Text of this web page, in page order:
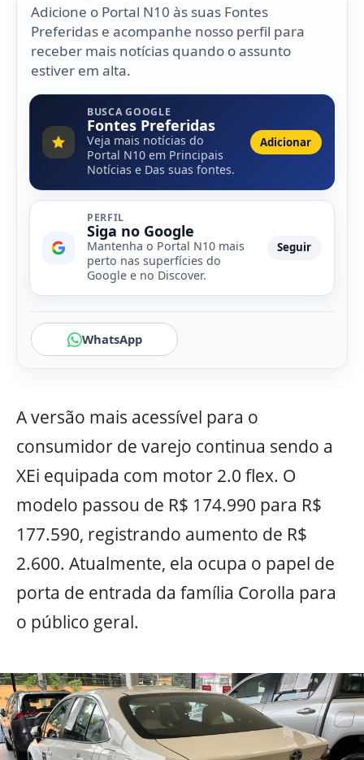
Adicione o Portal N10 às suas Fontes
Preferidas e acompanhe nosso perfil para
receber mais notícias quando o assunto
estiver em alta.
BUSCA GOOGLE
Fontes Preferidas
Veja mais notícias do
Portal N10 em Principais
Notícias e Das suas fontes.
Adicionar
PERFIL
Siga no Google
Mantenha o Portal N10 mais
perto nas superfícies do
Google e no Discover.
Seguir
WhatsApp
A versão mais acessível para o
consumidor de varejo continua sendo a
XEi equipada com motor 2.0 flex. O
modelo passou de R$ 174.990 para R$
177.590, registrando aumento de R$
2.600. Atualmente, ela ocupa o papel de
porta de entrada da família Corolla para
o público geral.